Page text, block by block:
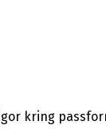
kring